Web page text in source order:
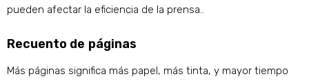
pueden afectar la eficiencia de la prensa..
Recuento de páginas
Más páginas significa más papel, más tinta, y mayor tiempo